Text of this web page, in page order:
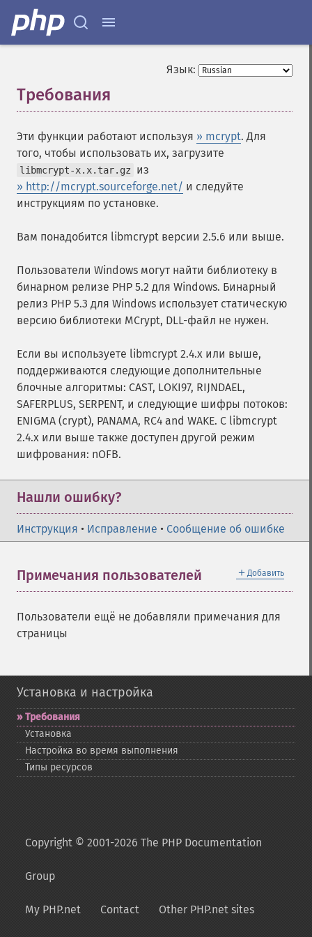
Язык:
Требования
Эти функции работают используя » mcrypt. Для
того, чтобы использовать их, загрузите
libmcrypt-x.x.tar.gz
из
» http://mcrypt.sourceforge.net/ и следуйте
инструкциям по установке.
Вам понадобится libmcrypt версии 2.5.6 или выше.
Пользователи Windows могут найти библиотеку в
бинарном релизе PHP 5.2 для Windows. Бинарный
релиз PHP 5.3 для Windows использует статическую
версию библиотеки MCrypt, DLL-файл не нужен.
Если вы используете libmcrypt 2.4.x или выше,
поддерживаются следующие дополнительные
блочные алгоритмы: CAST, LOKI97, RIJNDAEL,
SAFERPLUS, SERPENT, и следующие шифры потоков:
ENIGMA (crypt), PANAMA, RC4 and WAKE. С libmcrypt
2.4.x или выше также доступен другой режим
шифрования: nOFB.
Нашли ошибку?
Инструкция • Исправление • Сообщение об ошибке
＋ Добавить
Примечания пользователей
Пользователи ещё не добавляли примечания для
страницы
Установка и настройка
Требования
Установка
Настройка во время выполнения
Типы ресурсов
Copyright © 2001-2026 The PHP Documentation
Group
My PHP.net Contact Other PHP.net sites